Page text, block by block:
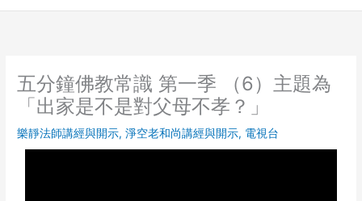
五分鐘佛教常識 第一季 （6）主題為
「出家是不是對父母不孝？」
樂靜法師講經與開示,淨空老和尚講經與開示, 電視台